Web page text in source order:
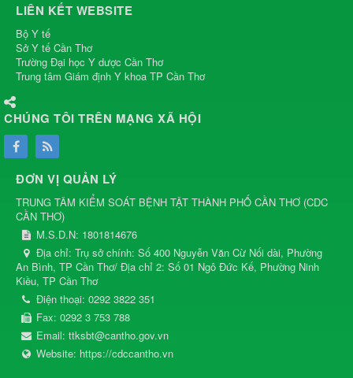
LIÊN KẾT WEBSITE
Bộ Y tế
Sở Y tế Cần Thơ
Trường Đại học Y dược Cần Thơ
Trung tâm Giám định Y khoa TP Cần Thơ
CHÚNG TÔI TRÊN MẠNG XÃ HỘI
ĐƠN VỊ QUẢN LÝ
TRUNG TÂM KIỂM SOÁT BỆNH TẬT THÀNH PHỐ CẦN THƠ (CDC
CẦN THƠ)
M.S.D.N: 1801814676
Địa chỉ: Trụ sở chính: Số 400 Nguyễn Văn Cừ Nối dài, Phường
An Bình, TP Cần Thơ/ Địa chỉ 2: Số 01 Ngô Đức Kế, Phường Ninh
Kiều, TP Cần Thơ
Điện thoại: 0292 3822 351
Fax: 0292 3 753 788
Email: ttksbt@cantho.gov.vn
Website: https://cdccantho.vn